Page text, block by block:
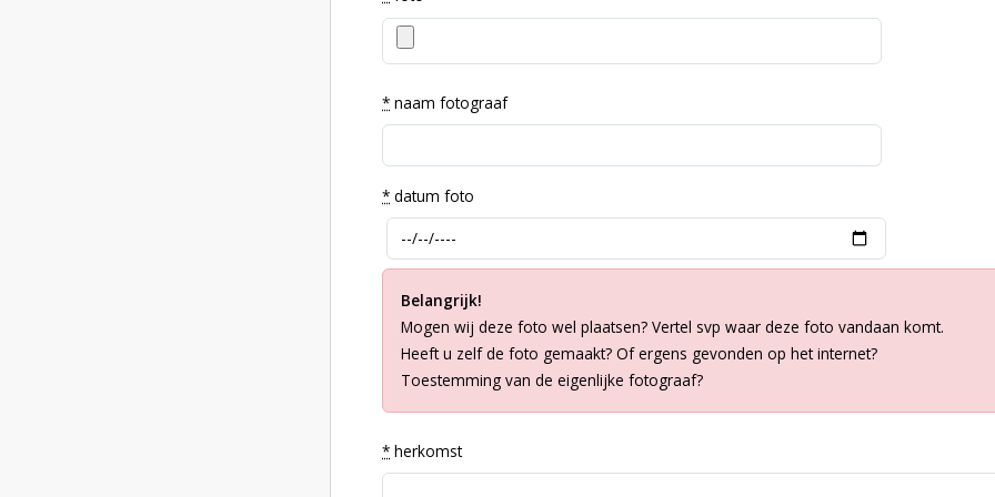
* naam fotograaf
* datum foto
Belangrijk!
Mogen wij deze foto wel plaatsen? Vertel svp waar deze foto vandaan komt.
Heeft u zelf de foto gemaakt? Of ergens gevonden op het internet?
Toestemming van de eigenlijke fotograaf?
* herkomst